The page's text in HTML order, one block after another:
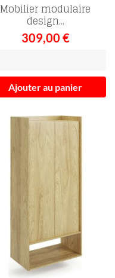
Mobilier modulaire
design...
309,00 €
Ajouter au panier